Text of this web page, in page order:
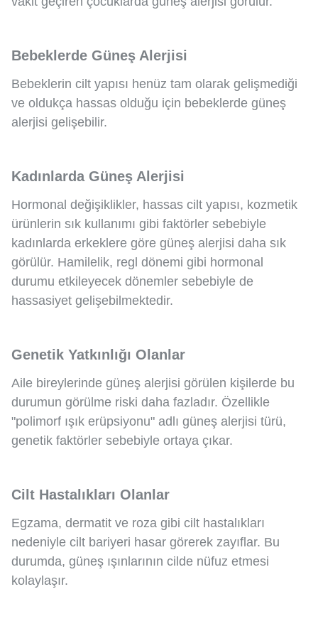
Bebeklerde Güneş Alerjisi
Bebeklerin cilt yapısı henüz tam olarak gelişmediği
ve oldukça hassas olduğu için bebeklerde güneş
alerjisi gelişebilir.
Kadınlarda Güneş Alerjisi
Hormonal değişiklikler, hassas cilt yapısı, kozmetik
ürünlerin sık kullanımı gibi faktörler sebebiyle
kadınlarda erkeklere göre güneş alerjisi daha sık
görülür. Hamilelik, regl dönemi gibi hormonal
durumu etkileyecek dönemler sebebiyle de
hassasiyet gelişebilmektedir.
Genetik Yatkınlığı Olanlar
Aile bireylerinde güneş alerjisi görülen kişilerde bu
durumun görülme riski daha fazladır. Özellikle
"polimorf ışık erüpsiyonu" adlı güneş alerjisi türü,
genetik faktörler sebebiyle ortaya çıkar.
Cilt Hastalıkları Olanlar
Egzama, dermatit ve roza gibi cilt hastalıkları
nedeniyle cilt bariyeri hasar görerek zayıflar. Bu
durumda, güneş ışınlarının cilde nüfuz etmesi
kolaylaşır.